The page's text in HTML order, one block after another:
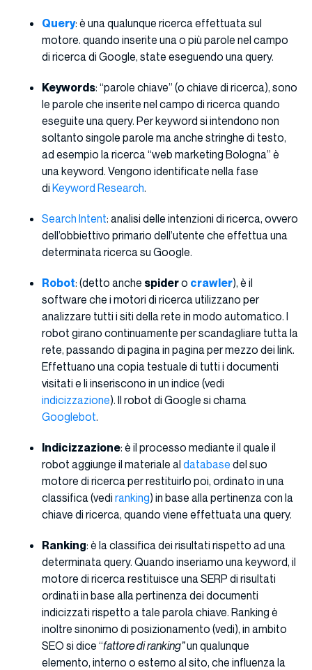
Query: è una qualunque ricerca effettuata sul
motore. quando inserite una o più parole nel campo
di ricerca di Google, state eseguendo una query.
Keywords: “parole chiave” (o chiave di ricerca), sono
le parole che inserite nel campo di ricerca quando
eseguite una query. Per keyword si intendono non
soltanto singole parole ma anche stringhe di testo,
ad esempio la ricerca “web marketing Bologna” è
una keyword. Vengono identificate nella fase
di Keyword Research.
Search Intent: analisi delle intenzioni di ricerca, ovvero
dell’obbiettivo primario dell’utente che effettua una
determinata ricerca su Google.
Robot: (detto anche spidero crawler), è il
software che i motori di ricerca utilizzano per
analizzare tutti i siti della rete in modo automatico. I
robot girano continuamente per scandagliare tutta la
rete, passando di pagina in pagina per mezzo dei link.
Effettuano una copia testuale di tutti i documenti
visitati e li inseriscono in un indice (vedi
indicizzazione). Il robot di Google si chama
Googlebot.
Indicizzazione: è il processo mediante il quale il
robot aggiunge il materiale al database del suo
motore di ricerca per restituirlo poi, ordinato in una
classifica (vedi ranking) in base alla pertinenza con la
chiave di ricerca, quando viene effettuata una query.
Ranking: è la classifica dei risultati rispetto ad una
determinata query. Quando inseriamo una keyword, il
motore di ricerca restituisce una SERP di risultati
ordinati in base alla pertinenza dei documenti
indicizzati rispetto a tale parola chiave. Ranking è
inoltre sinonimo di posizionamento (vedi), in ambito
SEO si dice “fattore di ranking”un qualunque
elemento, interno o esterno al sito, che influenza la